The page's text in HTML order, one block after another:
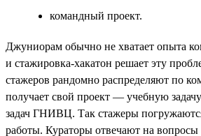
командный проект.
Джуниорам обычно не хватает опыта
и стажировка-хакатон решает эту
стажеров рандомно распределяют по
получает свой проект — учебную
задач ГНИВЦ. Так стажеры
работы. Кураторы отвечают на